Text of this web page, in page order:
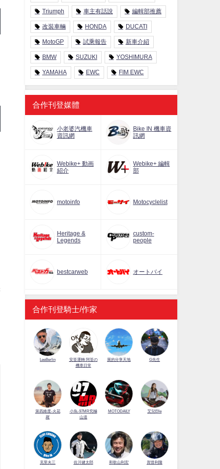
Triumph 車主有話說 編輯部推薦
改裝車輛 HONDA DUCATI
MotoGP 試乘報告 新車介紹
BMW SUZUKI YOSHIMURA
YAMAHA EWC FIM EWC
合作刊登媒體
小老婆汽機車
資訊網
Bike IN 機車資
訊網
Webike+ 動画
紹介
Webike+ 編輯
部
motoinfo Motocyclelist
Heritage &
Legends
custom-
people
bestcarweb オートバイ
合作刊登騎士/作家
LeeBerlin
安筌運轉 阿筌の
機車日常
展的分享天地 G先生
第四維度-火花
羅
小魚-97MR究極
山道
MOTODAILY 艾兒Elle
克里夫三 佐川健太郎 和歌山利宏 賀曾利隆